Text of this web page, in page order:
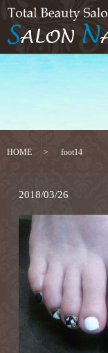
HOME foot14
2018/03/26